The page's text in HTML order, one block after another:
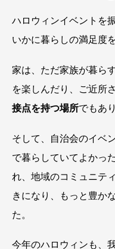
ハロウィンイベントを
いかに暮らしの満足度
家は、ただ家族が暮ら
を楽しんだり、ご近所
接点を持つ場所でもあ
そして、自治会のイベ
で暮らしていてよかっ
れ、地域のコミュニテ
きになり、もっと豊か
た。
今年のハロウィンも、